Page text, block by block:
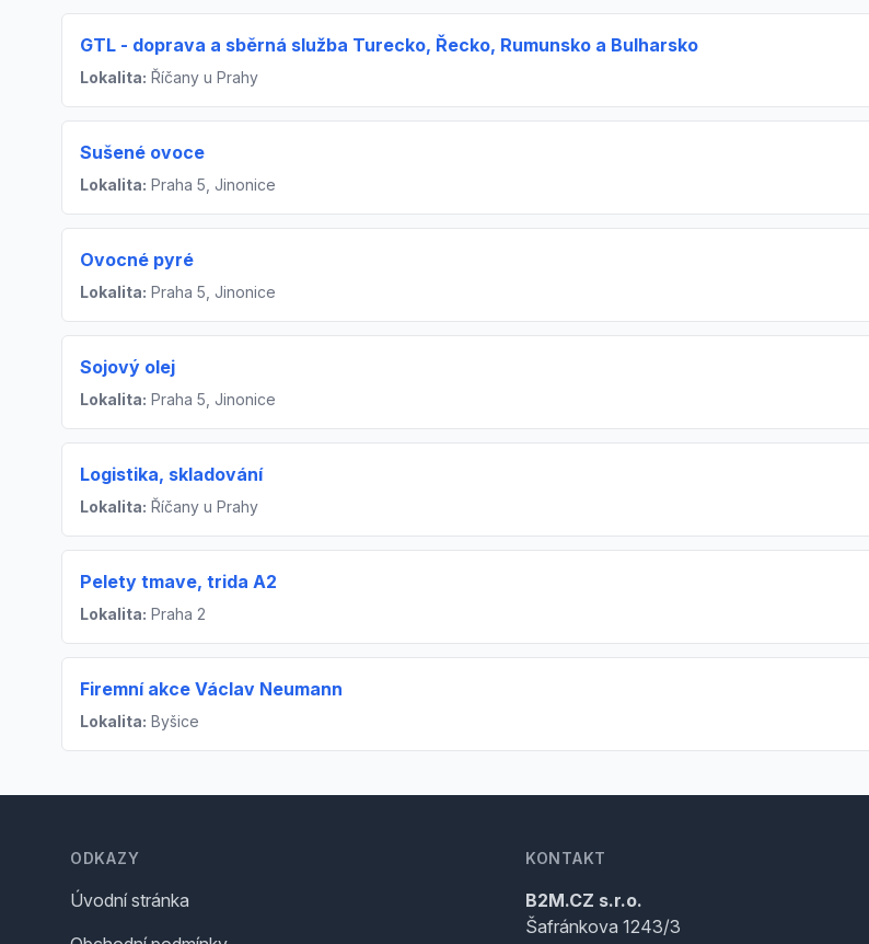
GTL - doprava a sběrná služba Turecko, Řecko, Rumunsko a Bulharsko
Lokalita: Říčany u Prahy
Sušené ovoce
Lokalita: Praha 5, Jinonice
Ovocné pyré
Lokalita: Praha 5, Jinonice
Sojový olej
Lokalita: Praha 5, Jinonice
Logistika, skladování
Lokalita: Říčany u Prahy
Pelety tmave, trida A2
Lokalita: Praha 2
Firemní akce Václav Neumann
Lokalita: Byšice
ODKAZY
Úvodní stránka
KONTAKT
B2M.CZ s.r.o.
Šafránkova 1243/3